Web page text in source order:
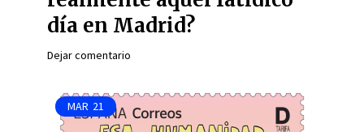
día en Madrid?
Dejar comentario
MAR 21